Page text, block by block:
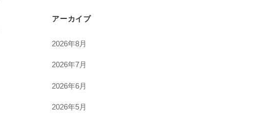
アーカイブ
2026年8月
2026年7月
2026年6月
2026年5月